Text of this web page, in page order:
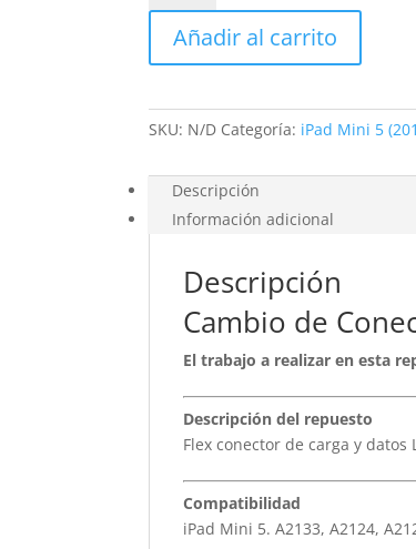
de
Carga
iPad
5
cantidad
Añadir al carrito
SKU: N/D Categoría: iPad Mini 5
Descripción
Información adicional
Descripción
Cambio de
El trabajo a realizar en esta
Descripción del repuesto
Flex conector de carga y
Compatibilidad
iPad Mini 5. A2133, A2124,